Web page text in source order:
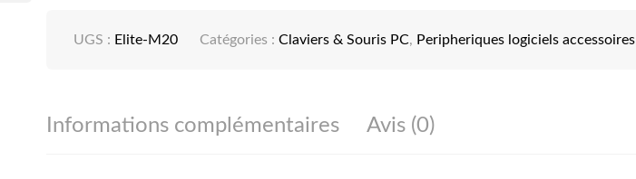
UGS : Elite-M20 Catégories : Claviers & Souris PC, Peripheriques logiciels accessoires
Informations complémentaires Avis (0)